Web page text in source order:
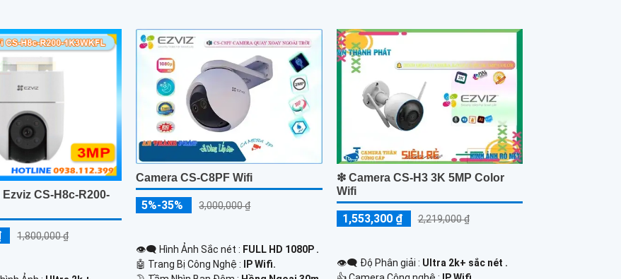
CS-H8c-R200-
1,800,000 ₫
Camera CS-C8PF Wifi
5%-35% 3,000,000 ₫
👁️‍🗨 Hình Ảnh Sắc nét : FULL HD 1080P .
🤖️ Trang Bị Công Nghệ :
IP Wifi.
❇ Camera CS-H3 3K 5MP Color
Wifi
1,553,300 ₫ 2,219,000 ₫
👁️‍🗨 Độ Phân giải : Ultra 2k+ sắc nét .